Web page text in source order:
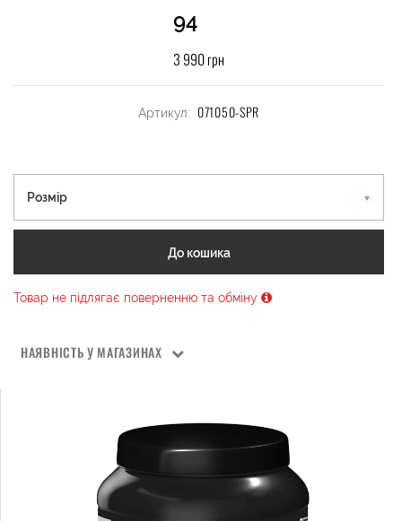
94
3 990 грн
Артикул: 071050-SPR
Розмір
До кошика
Товар не підлягає поверненню та обміну
НАЯВНІСТЬ У МАГАЗИНАХ